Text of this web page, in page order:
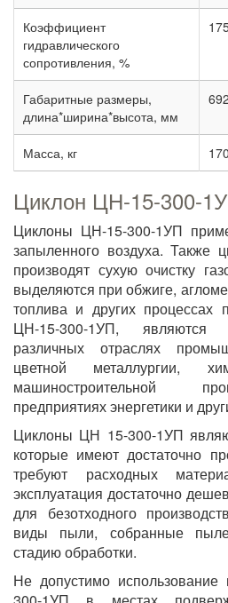
Коэффициент
гидравлического
сопротивления, %
Габаритные размеры,
длина*ширина*высота, мм
Масса, кг 170
Циклон ЦН-15-300-
Циклоны ЦН-15-300-1УП
запыленного воздуха. Также
производят сухую очистку
выделяются при обжиге,
топлива и других процессах
ЦН-15-300-1УП, являются
различных отраслях
цветной металлургии,
машиностроительной
предприятиях энергетики и
Циклоны ЦН 15-300-1УП
которые имеют достаточно
требуют расходных
эксплуатация достаточно
для безотходного
виды пыли, собранные
стадию обработки.
Не допустимо